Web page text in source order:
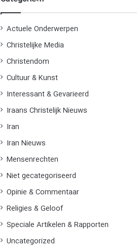
n
Actuele Onderwerpen
Christelijke Media
Christendom
Cultuur & Kunst
Interessant & Gevarieerd
Iraans Christelijk Nieuws
Iran
Iran Nieuws
Mensenrechten
Niet gecategoriseerd
Opinie & Commentaar
Religies & Geloof
Speciale Artikelen & Rapporten
Uncategorized